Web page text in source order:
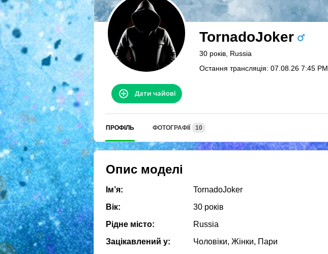
TornadoJoker
30 років, Russia
Остання трансляція: 07.08.26 7:45 PM
Дати чайові
ПРОФІЛЬ ФОТОГРАФІЇ 10
Опис моделі
Ім’я:
TornadoJoker
Вік:
30 років
Рідне місто:
Russia
Зацікавлений у:
Чоловіки, Жiнки, Пари